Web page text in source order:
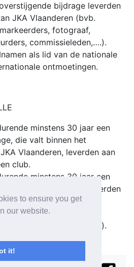
to ensure you get
our website.
it!
bijdrage leverden
JKA Vlaanderen (bvb.
fotograaf,
commissieleden,….).
als lid van de nationale
ontmoetingen.
minstens 30 jaar een
die valt binnen het
Vlaanderen, leverden aan
club.
minstens 30 jaar een
bijdrage leverden
JKA Vlaanderen (bvb.
fotograaf,
commissieleden,….).